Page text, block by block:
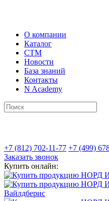
О компании
Каталог
СТМ
Новости
База знаний
Контакты
N Academy
+7 (812) 702-11-77 +7 (499)
Заказать звонок
Купить онлайн: